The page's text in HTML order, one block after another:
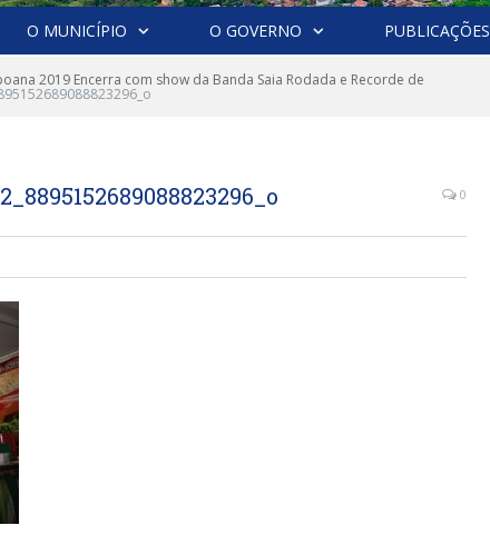
O MUNICÍPIO O GOVERNO PUBLICAÇÕES
2019 Encerra com show da Banda Saia Rodada e Recorde de
0